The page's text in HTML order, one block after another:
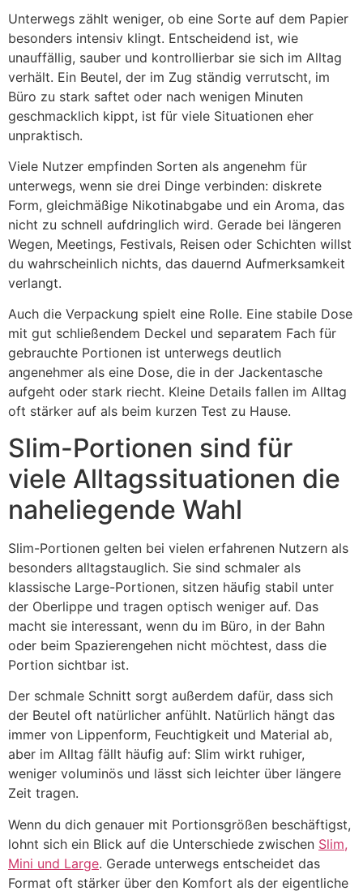
Unterwegs zählt weniger, ob eine Sorte auf dem Papier
besonders intensiv klingt. Entscheidend ist, wie
unauffällig, sauber und kontrollierbar sie sich im Alltag
verhält. Ein Beutel, der im Zug ständig verrutscht, im
Büro zu stark saftet oder nach wenigen Minuten
geschmacklich kippt, ist für viele Situationen eher
unpraktisch.
Viele Nutzer empfinden Sorten als angenehm für
unterwegs, wenn sie drei Dinge verbinden: diskrete
Form, gleichmäßige Nikotinabgabe und ein Aroma, das
nicht zu schnell aufdringlich wird. Gerade bei längeren
Wegen, Meetings, Festivals, Reisen oder Schichten willst
du wahrscheinlich nichts, das dauernd Aufmerksamkeit
verlangt.
Auch die Verpackung spielt eine Rolle. Eine stabile Dose
mit gut schließendem Deckel und separatem Fach für
gebrauchte Portionen ist unterwegs deutlich
angenehmer als eine Dose, die in der Jackentasche
aufgeht oder stark riecht. Kleine Details fallen im Alltag
oft stärker auf als beim kurzen Test zu Hause.
Slim-Portionen sind für
viele Alltagssituationen die
naheliegende Wahl
Slim-Portionen gelten bei vielen erfahrenen Nutzern als
besonders alltagstauglich. Sie sind schmaler als
klassische Large-Portionen, sitzen häufig stabil unter
der Oberlippe und tragen optisch weniger auf. Das
macht sie interessant, wenn du im Büro, in der Bahn
oder beim Spazierengehen nicht möchtest, dass die
Portion sichtbar ist.
Der schmale Schnitt sorgt außerdem dafür, dass sich
der Beutel oft natürlicher anfühlt. Natürlich hängt das
immer von Lippenform, Feuchtigkeit und Material ab,
aber im Alltag fällt häufig auf: Slim wirkt ruhiger,
weniger voluminös und lässt sich leichter über längere
Zeit tragen.
Wenn du dich genauer mit Portionsgrößen beschäftigst,
lohnt sich ein Blick auf die Unterschiede zwischen Slim,
Mini und Large. Gerade unterwegs entscheidet das
Format oft stärker über den Komfort als der eigentliche